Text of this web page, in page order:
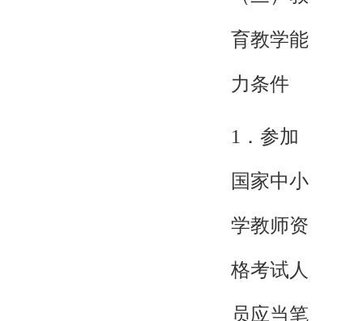
育教学能
力条件
1．参加
国家中小
学教师资
格考试人
员应当笔